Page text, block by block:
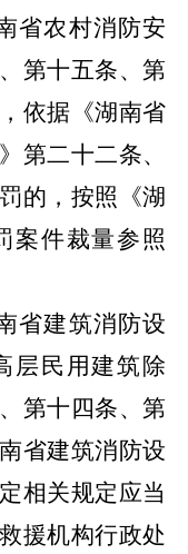
省农村消防安
第十五条、第
依据《湖南省
第二十二条、
的，按照《湖
案件裁量参照
省建筑消防设
层民用建筑除
第十四条、第
省建筑消防设
相关规定应当
援机构行政处